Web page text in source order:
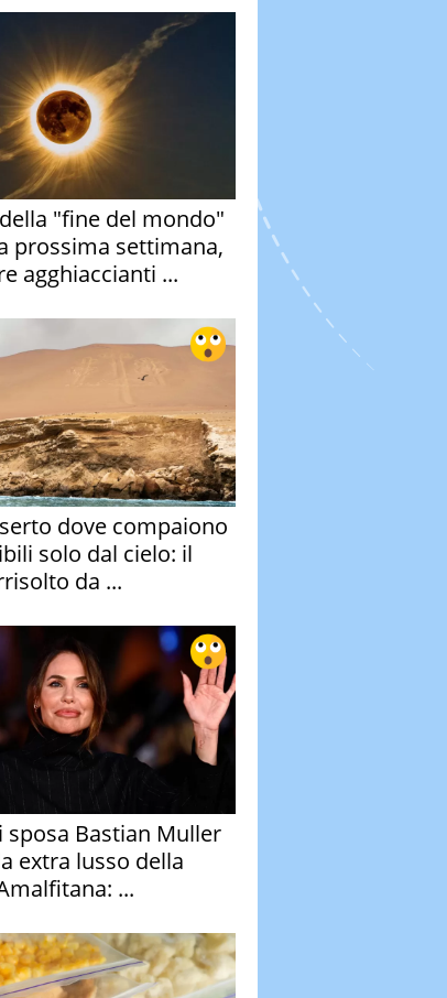
"fine del mondo"
prossima settimana,
agghiaccianti ...
dove compaiono
solo dal cielo: il
da ...
sposa Bastian Muller
extra lusso della
...